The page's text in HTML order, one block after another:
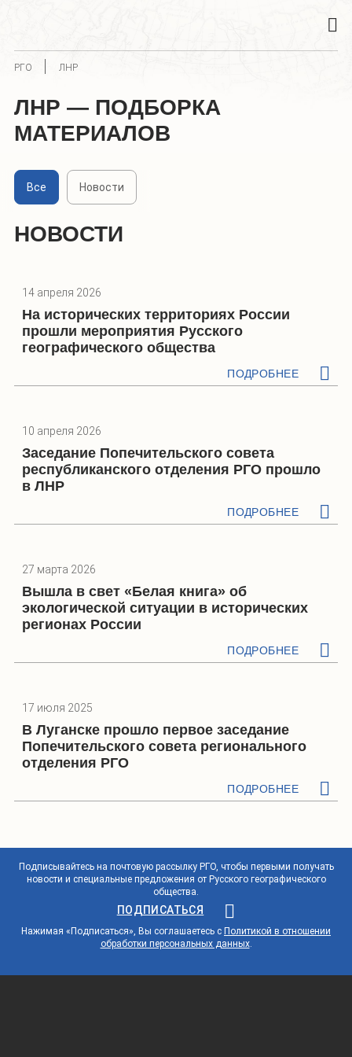
РГО ЛНР
ЛНР — ПОДБОРКА
МАТЕРИАЛОВ
Все Новости
НОВОСТИ
14 апреля 2026
На исторических территориях России
прошли мероприятия Русского
географического общества
ПОДРОБНЕЕ
10 апреля 2026
Заседание Попечительского совета
республиканского отделения РГО прошло
в ЛНР
ПОДРОБНЕЕ
27 марта 2026
Вышла в свет «Белая книга» об
экологической ситуации в исторических
регионах России
ПОДРОБНЕЕ
17 июля 2025
В Луганске прошло первое заседание
Попечительского совета регионального
отделения РГО
ПОДРОБНЕЕ
Подписывайтесь на почтовую рассылку РГО, чтобы первыми получать
новости и специальные предложения от Русского географического
общества.
ПОДПИСАТЬСЯ
Нажимая «Подписаться», Вы соглашаетесь с Политикой в отношении
обработки персональных данных.